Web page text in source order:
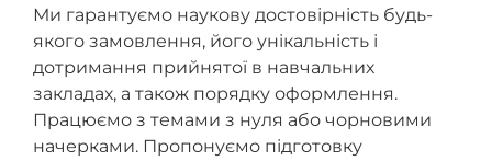
Ми гарантуємо наукову достовірність будь-
якого замовлення, його унікальність і
дотримання прийнятої в навчальних
закладах, а також порядку оформлення.
Працюємо з темами з нуля або чорновими
начерками. Пропонуємо підготовку